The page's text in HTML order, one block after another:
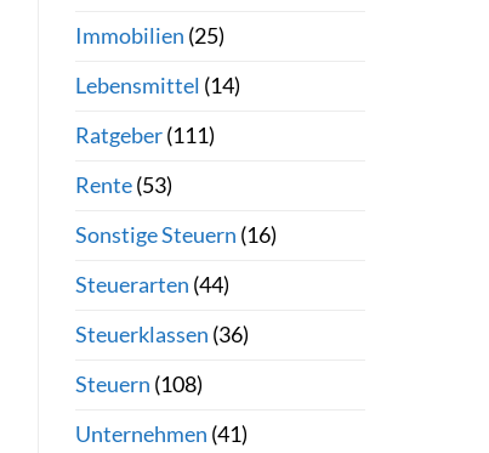
Immobilien (25)
Lebensmittel (14)
Ratgeber(111)
Rente(53)
Sonstige Steuern (16)
Steuerarten (44)
Steuerklassen (36)
Steuern (108)
Unternehmen (41)